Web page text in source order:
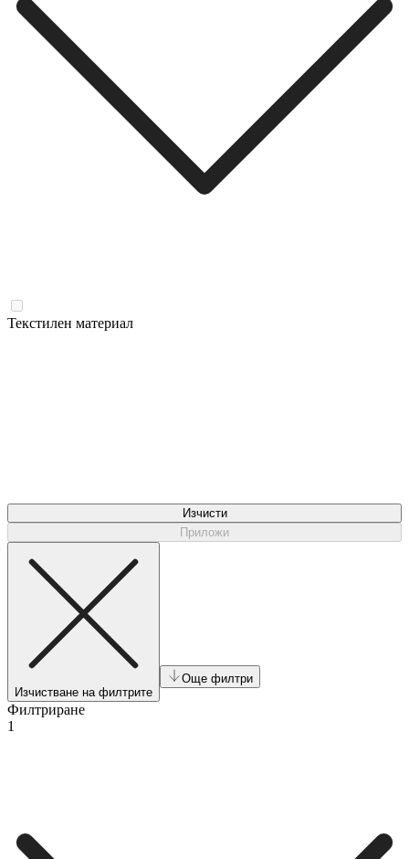
Текстилен материал
Изчисти
Приложи
Изчистване на филтрите
Още филтри
Филтриране
1